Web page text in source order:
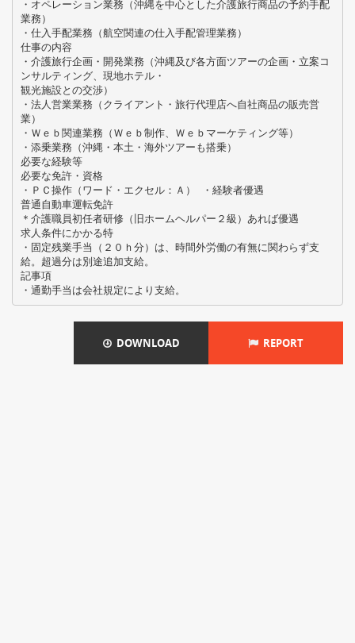
・オペレーション業務（沖縄を中心とした介護旅行商品の予約手配
業務）
・仕入手配業務（航空関連の仕入手配管理業務）
仕事の内容
・介護旅行企画・開発業務（沖縄及び各方面ツアーの企画・立案コ
ンサルティング、現地ホテル・
観光施設との交渉）
・法人営業業務（クライアント・旅行代理店へ自社商品の販売営
業）
・Ｗｅｂ関連業務（Ｗｅｂ制作、Ｗｅｂマーケティング等）
・添乗業務（沖縄・本土・海外ツアーも搭乗）
必要な経験等
必要な免許・資格
・ＰＣ操作（ワード・エクセル：Ａ） ・経験者優遇
普通自動車運転免許
＊介護職員初任者研修（旧ホームヘルパー２級）あれば優遇
求人条件にかかる特
・固定残業手当（２０ｈ分）は、時間外労働の有無に関わらず支
給。超過分は別途追加支給。
記事項
DOWNLOAD REPORT